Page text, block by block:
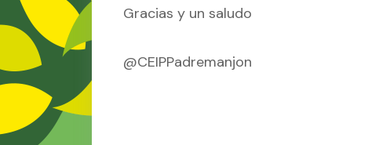
Gracias y un saludo
@CEIPPadremanjon